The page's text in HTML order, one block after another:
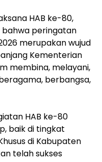
HAB ke-80,
bahwa peringatan
merupakan wujud
Kementerian
membina, melayani,
berbangsa,
HAB ke-80
baik di tingkat
di Kabupaten
telah sukses